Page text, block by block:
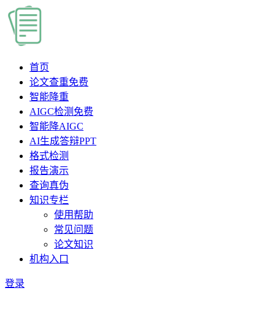
首页
论文查重免费
智能降重
AIGC检测 免费
智能降AIGC
AI生成答辩PPT
格式检测
报告演示
查询真伪
知识专栏
使用帮助
常见问题
论文知识
机构入口
登录